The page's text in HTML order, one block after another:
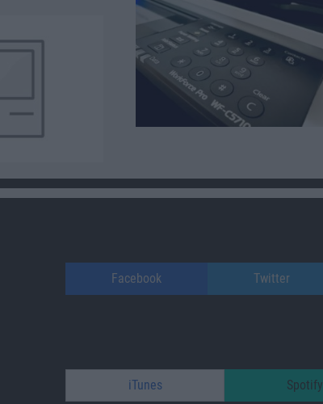
Facebook Twitter
iTunes Spotify